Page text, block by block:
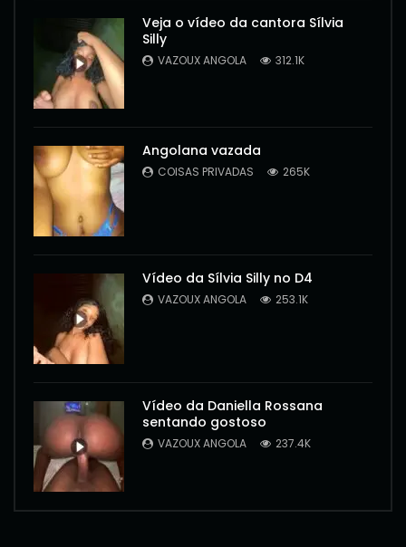
Veja o vídeo da cantora Sílvia
Silly
VAZOUX ANGOLA 312.1K
Angolana vazada
COISAS PRIVADAS 265K
Vídeo da Sílvia Silly no D4
VAZOUX ANGOLA 253.1K
Vídeo da Daniella Rossana
sentando gostoso
VAZOUX ANGOLA 237.4K